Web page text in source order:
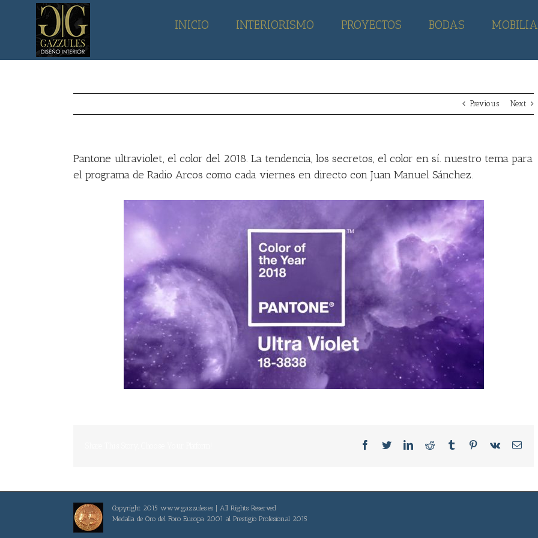
INICIO INTERIORISMO PROYECTOS BODAS
Previous Next
Pantone ultraviolet, el color del 2018. La tendencia, los secretos, el color en sí. nuestro tema para
el programa de Radio Arcos como cada viernes en directo con Juan Manuel Sánchez.
Facebook
TwitterLinkedInReddit Tumblr Pinterest
Vk Email
Copyright 2015 www.gazzules.es | All Rights Reserved
Medalla de Oro del Foro Europa 2001 al Prestigio Profesional 2015